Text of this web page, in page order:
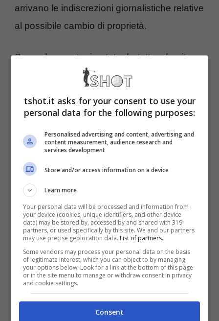
arrivano le indiscrezioni giornalistiche relative
al possibile cambio di proprietà.
Secondo quanto riportato datuttosalernitana,
c’è stata una chiacchierata informale per la
questo incontro Danilo Iervolino ed un
imprenditore italiano. Sullo sfondo, c’è anche
un imprenditore attivo nel mondo del calcio
situazione debitoria del club, dell’indice di
liquidità e dei parametri Co.vi.Soc.
tshot.it asks for your consent to use your
personal data for the following purposes:
Personalised advertising and content, advertising and
content measurement, audience research and
services development
Store and/or access information on a device
Learn more
Your personal data will be processed and information from
your device (cookies, unique identifiers, and other device
data) may be stored by, accessed by and shared with 319
partners, or used specifically by this site. We and our partners
may use precise geolocation data. List of partners.
Some vendors may process your personal data on the basis
of legitimate interest, which you can object to by managing
your options below. Look for a link at the bottom of this page
or in the site menu to manage or withdraw consent in privacy
and cookie settings.
Consent